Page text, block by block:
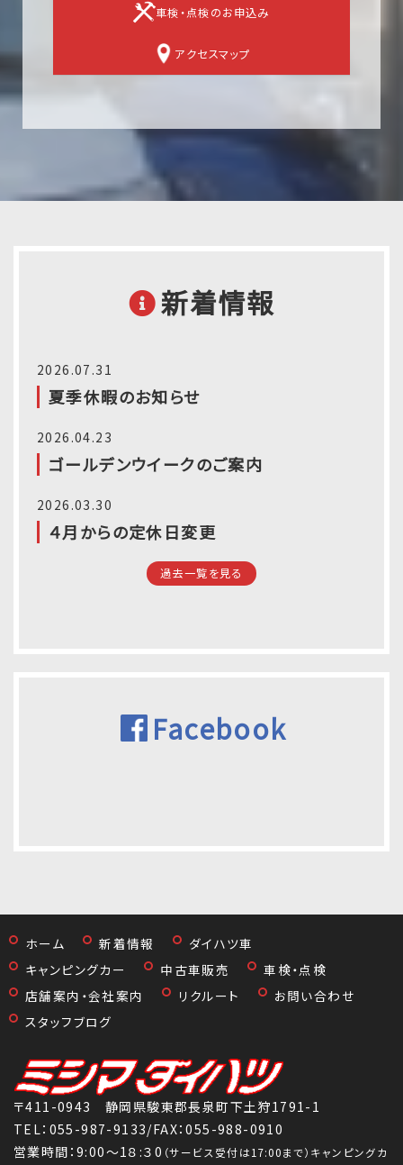
車検・点検のお申込み
アクセスマップ
新着情報
2026.07.31
夏季休暇のお知らせ
2026.04.23
ゴールデンウイークのご案内
2026.03.30
４月からの定休日変更
過去一覧を見る
Facebook
ホーム 新着情報
ダイハツ車
キャンピングカー
中古車販売
車検・点検
店舗案内・会社案内
リクルート
お問い合わせ
スタッフブログ
〒411-0943 静岡県駿東郡長泉町下土狩1791-1
TEL： 055-987-9133/FAX：055-988-0910
営業時間：9:00～1８:３0 （サービス受付は17:00まで）キャンピングカ